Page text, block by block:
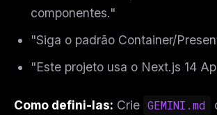
componentes."
"Siga o padrão Container/
"Este projeto usa o Next.js 14
Como defini-las: Crie GEMINI.md